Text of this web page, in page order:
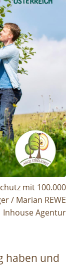
mit 100.000
/ Marian REWE
Inhouse Agentur
haben und